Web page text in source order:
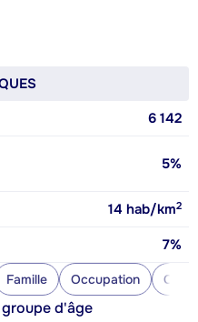
6 142
5%
14 hab/km2
7%
Famille Occupation
d'âge